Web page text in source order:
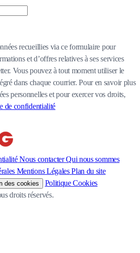
recueillies via ce formulaire pour
et d’offres relatives à ses services
Vous pouvez à tout moment utiliser le
dans chaque courrier. Pour en savoir plus
personnelles et pour exercer vos droits,
de confidentialité
Nous contacter Qui nous sommes
Mentions Légales Plan du site
des cookies
Politique Cookies
droits réservés.